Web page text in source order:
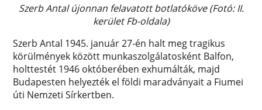
Szerb Antal újonnan felavatott botlatóköve (Fotó: II.
kerület Fb-oldala)
Szerb Antal 1945. január 27-én halt meg tragikus
körülmények között munkaszolgálatosként Balfon,
holttestét 1946 októberében exhumálták, majd
Budapesten helyezték el földi maradványait a Fiumei
úti Nemzeti Sírkertben.